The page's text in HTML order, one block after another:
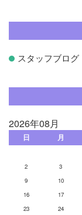
スタッフブログ
2026年08月
日 月
2
3
9
10
16
17
23
24